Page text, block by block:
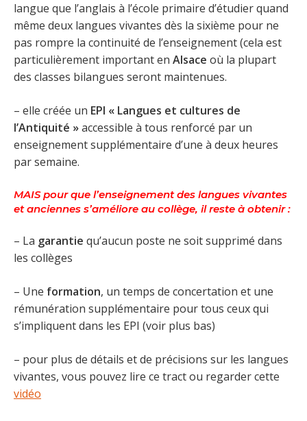
langue que l’anglais à l’école primaire d’étudier quand
même deux langues vivantes dès la sixième pour ne
pas rompre la continuité de l’enseignement (cela est
particulièrement important en Alsace où la plupart
des classes bilangues seront maintenues.
– elle créée un EPI « Langues et cultures de
l’Antiquité »accessible à tous renforcé par un
enseignement supplémentaire d’une à deux heures
par semaine.
MAIS pour que l’enseignement des langues vivantes
et anciennes s’améliore au collège, il reste à obtenir :
– La garantie qu’aucun poste ne soit supprimé dans
les collèges
– Une formation, un temps de concertation et une
rémunération supplémentaire pour tous ceux qui
s’impliquent dans les EPI (voir plus bas)
– pour plus de détails et de précisions sur les langues
vivantes, vous pouvez lire ce tract ou regarder cette
vidéo